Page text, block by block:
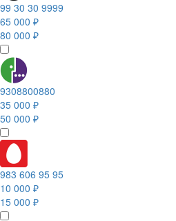
99 30 30 9999
65 000 ₽
80 000 ₽
9308800880
35 000 ₽
50 000 ₽
983 606 95 95
10 000 ₽
15 000 ₽